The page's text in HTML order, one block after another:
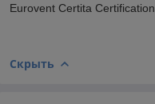
Eurovent Certita Certification
Скрыть